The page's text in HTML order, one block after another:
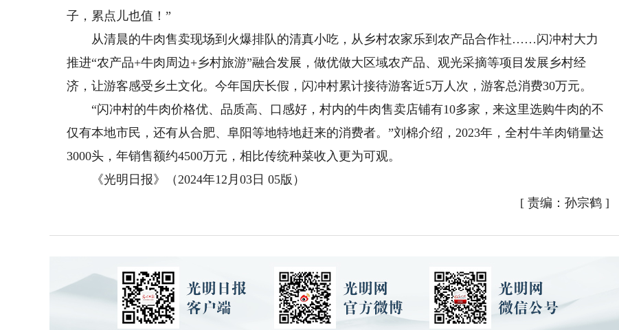
子，累点儿也值！”
从清晨的牛肉售卖现场到火爆排队的清真小吃，从乡村农家乐到农产品合作社……闪冲村大力
推进“农产品+牛肉周边+乡村旅游”融合发展，做优做大区域农产品、观光采摘等项目发展乡村经
济，让游客感受乡土文化。今年国庆长假，闪冲村累计接待游客近5万人次，游客总消费30万元。
“闪冲村的牛肉价格优、品质高、口感好，村内的牛肉售卖店铺有10多家，来这里选购牛肉的不
仅有本地市民，还有从合肥、阜阳等地特地赶来的消费者。”刘棉介绍，2023年，全村牛羊肉销量达
3000头，年销售额约4500万元，相比传统种菜收入更为可观。
《光明日报》（2024年12月03日 05版）
[ 责编：孙宗鹤]